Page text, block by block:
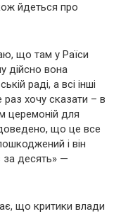
йдеться про
що там у Раїси
дійсно вона
раді, а всі інші
хочу сказати – в
церемоній для
що це все
і він
за десять» —
що критики влади